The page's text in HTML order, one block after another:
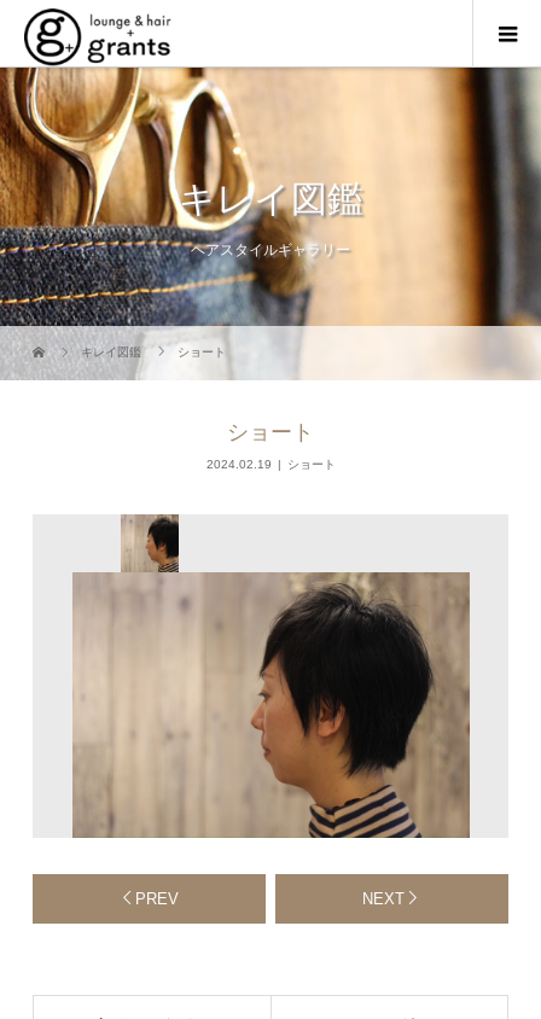
キレイ図鑑
ヘアスタイルギャラリー
キレイ図鑑 ショート
ショート
2024.02.19 ショート
PREV NEXT